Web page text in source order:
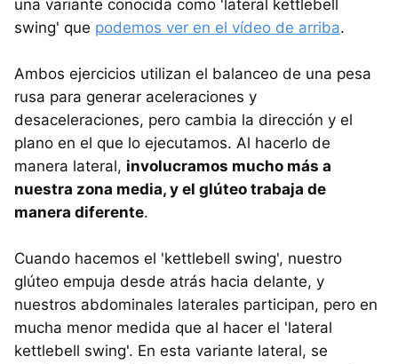
una variante conocida como 'lateral kettlebell
swing' que podemos ver en el vídeo de arriba.
Ambos ejercicios utilizan el balanceo de una pesa
rusa para generar aceleraciones y
desaceleraciones, pero cambia la dirección y el
plano en el que lo ejecutamos. Al hacerlo de
manera lateral, involucramos mucho más a
nuestra zona media, y el glúteo trabaja de
manera diferente.
Cuando hacemos el 'kettlebell swing', nuestro
glúteo empuja desde atrás hacia delante, y
nuestros abdominales laterales participan, pero en
mucha menor medida que al hacer el 'lateral
kettlebell swing'. En esta variante lateral, se